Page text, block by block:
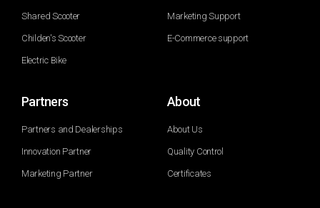
Shared Scooter
Childen's Scooter
Electric Bike
Marketing Support
E-Commerce support
Partners
Partners and Dealerships
Innovation Partner
Marketing Partner
About
About Us
Quality Control
Certificates